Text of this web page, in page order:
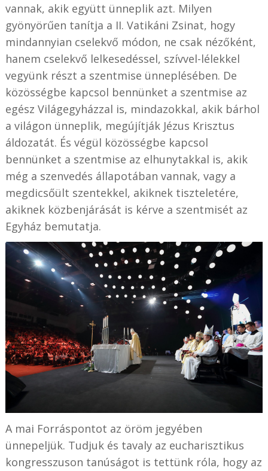
vannak, akik együtt ünneplik azt. Milyen
gyönyörűen tanítja a II. Vatikáni Zsinat, hogy
mindannyian cselekvő módon, ne csak nézőként,
hanem cselekvő lelkesedéssel, szívvel-lélekkel
vegyünk részt a szentmise ünneplésében. De
közösségbe kapcsol bennünket a szentmise az
egész Világegyházzal is, mindazokkal, akik bárhol
a világon ünneplik, megújítják Jézus Krisztus
áldozatát. És végül közösségbe kapcsol
bennünket a szentmise az elhunytakkal is, akik
még a szenvedés állapotában vannak, vagy a
megdicsőült szentekkel, akiknek tiszteletére,
akiknek közbenjárását is kérve a szentmisét az
Egyház bemutatja.
A mai Forráspontot az öröm jegyében
ünnepeljük. Tudjuk és tavaly az eucharisztikus
kongresszuson tanúságot is tettünk róla, hogy az